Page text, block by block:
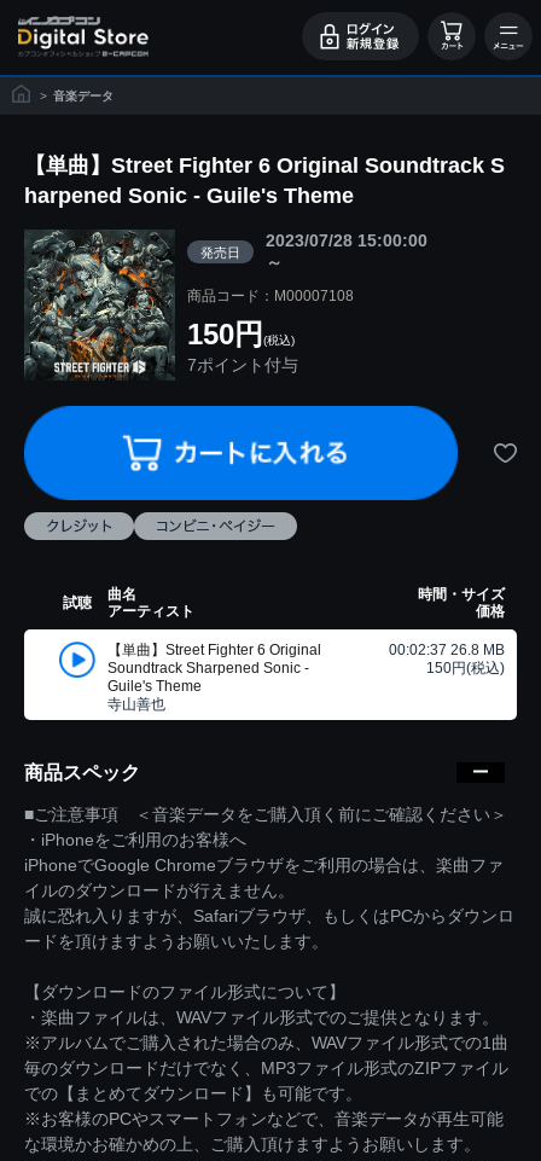
> 音楽データ
【単曲】Street Fighter 6 Original Soundtrack S
harpened Sonic - Guile's Theme
発売日
2023/07/28 15:00:00
～
商品コード：M00007108
150円 (税込)
7ポイント付与
試聴
曲名
アーティスト
時間・サイズ
価格
【単曲】Street Fighter 6 Original
Soundtrack Sharpened Sonic -
Guile's Theme
寺山善也
00:02:37 26.8 MB
150円(税込)
商品スペック
■ご注意事項 ＜音楽データをご購入頂く前にご確認ください＞
・iPhoneをご利用のお客様へ
iPhoneでGoogle Chromeブラウザをご利用の場合は、楽曲ファ
イルのダウンロードが行えません。
誠に恐れ入りますが、Safariブラウザ、もしくはPCからダウンロ
ードを頂けますようお願いいたします。
【ダウンロードのファイル形式について】
・楽曲ファイルは、WAVファイル形式でのご提供となります。
※アルバムでご購入された場合のみ、WAVファイル形式での1曲
毎のダウンロードだけでなく、MP3ファイル形式のZIPファイル
での【まとめてダウンロード】も可能です。
※お客様のPCやスマートフォンなどで、音楽データが再生可能
な環境かお確かめの上、ご購入頂けますようお願いします。